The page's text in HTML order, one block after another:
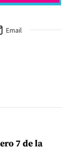
Email
7 de la